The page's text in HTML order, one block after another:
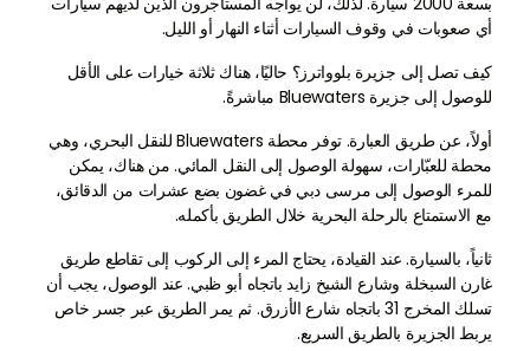
أي صعوبات في وقوف السيارات أثناء النهار أو الليل.
كيف تصل إلى جزيرة بلوواترز؟ حاليًا، هناك ثلاثة خيارات على الأقل
للوصول إلى جزيرة Bluewaters مباشرةً.
أولاً، عن طريق العبارة. توفر محطة Bluewaters للنقل البحري، وهي
محطة للعبّارات، سهولة الوصول إلى النقل المائي. من هناك، يمكن
للمرء الوصول إلى مرسى دبي في غضون بضع عشرات من الدقائق،
مع الاستمتاع بالرحلة البحرية خلال الطريق بأكمله.
ثانياً، بالسيارة. عند القيادة، يحتاج المرء إلى الركوب إلى تقاطع طريق
غارن السبخلة وشارع الشيخ زايد باتجاه أبو ظبي. عند الوصول، يجب أن
تسلك المخرج 31 باتجاه شارع الأزرق. ثم يمر الطريق عبر جسر خاص
يربط الجزيرة بالطريق السريع.